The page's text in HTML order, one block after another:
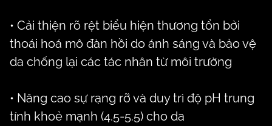
• Cải thiện rõ rệt biểu hiện thương tổn bởi
thoái hoá mô đàn hồi do ánh sáng và bảo vệ
da chống lại các tác nhân từ môi trường
• Nâng cao sự rạng rỡ và duy trì độ pH trung
tính khoẻ mạnh (4.5-5.5) cho da